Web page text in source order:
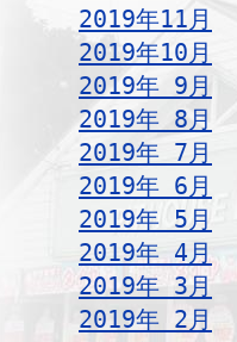
2019年11月
2019年10月
2019年 9月
2019年 8月
2019年 7月
2019年 6月
2019年 5月
2019年 4月
2019年 3月
2019年 2月